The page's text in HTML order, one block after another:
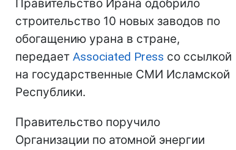
Правительство Ирана одобрило
строительство 10 новых заводов по
обогащению урана в стране,
передает Associated Press со ссылкой
на государственные СМИ Исламской
Республики.
Правительство поручило
Организации по атомной энергии